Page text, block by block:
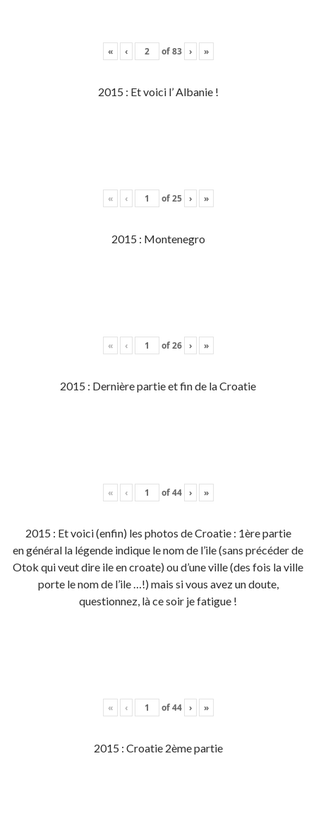
« ‹ of83 › »
2015 : Et voici l’ Albanie !
« ‹ of25 › »
2015 : Montenegro
« ‹ of26 › »
2015 : Dernière partie et fin de la Croatie
« ‹ of44 › »
2015 : Et voici (enfin) les photos de Croatie : 1ère partie
en général la légende indique le nom de l’ile (sans précéder de
Otok qui veut dire ile en croate) ou d’une ville (des fois la ville
porte le nom de l’ile …!) mais si vous avez un doute,
questionnez, là ce soir je fatigue !
« ‹ of44 › »
2015 : Croatie 2ème partie